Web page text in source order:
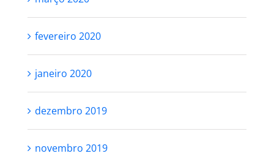
fevereiro 2020
janeiro 2020
dezembro 2019
novembro 2019